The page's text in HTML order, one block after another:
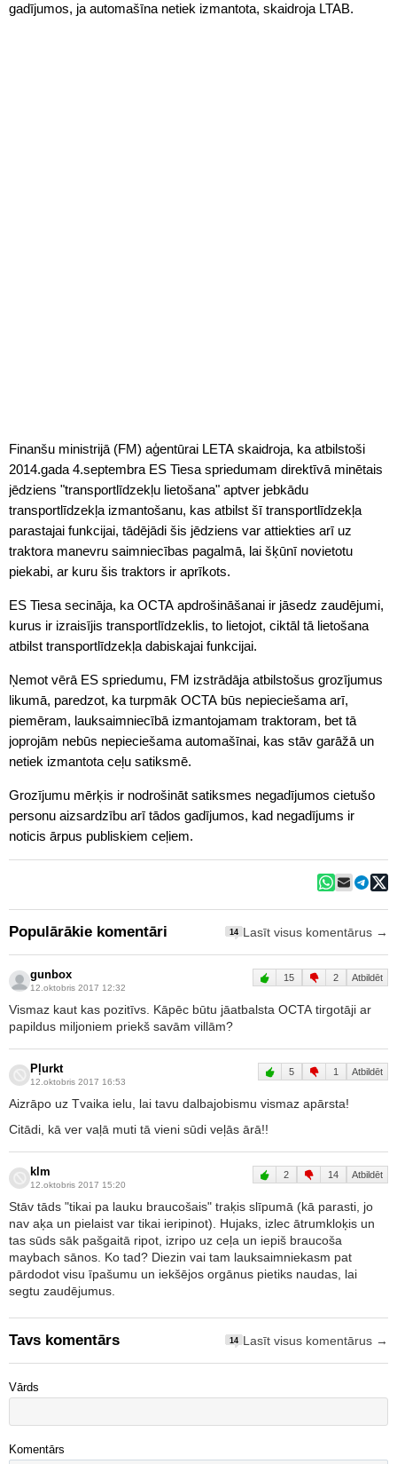
gadījumos, ja automašīna netiek izmantota, skaidroja LTAB.
Finanšu ministrijā (FM) aģentūrai LETA skaidroja, ka atbilstoši
2014.gada 4.septembra ES Tiesa spriedumam direktīvā minētais
jēdziens "transportlīdzekļu lietošana" aptver jebkādu
transportlīdzekļa izmantošanu, kas atbilst šī transportlīdzekļa
parastajai funkcijai, tādējādi šis jēdziens var attiekties arī uz
traktora manevru saimniecības pagalmā, lai šķūnī novietotu
piekabi, ar kuru šis traktors ir aprīkots.
ES Tiesa secināja, ka OCTA apdrošināšanai ir jāsedz zaudējumi,
kurus ir izraisījis transportlīdzeklis, to lietojot, ciktāl tā lietošana
atbilst transportlīdzekļa dabiskajai funkcijai.
Ņemot vērā ES spriedumu, FM izstrādāja atbilstošus grozījumus
likumā, paredzot, ka turpmāk OCTA būs nepieciešama arī,
piemēram, lauksaimniecībā izmantojamam traktoram, bet tā
joprojām nebūs nepieciešama automašīnai, kas stāv garāžā un
netiek izmantota ceļu satiksmē.
Grozījumu mērķis ir nodrošināt satiksmes negadījumos cietušo
personu aizsardzību arī tādos gadījumos, kad negadījums ir
noticis ārpus publiskiem ceļiem.
Populārākie komentāri 14 Lasīt visus komentārus →
gunbox
12.oktobris 2017 12:32
15 2 Atbildēt
Vismaz kaut kas pozitīvs. Kāpēc būtu jāatbalsta OCTA tirgotāji ar
papildus miljoniem priekš savām villām?
Pļurkt
12.oktobris 2017 16:53
5 1 Atbildēt
Aizrāpo uz Tvaika ielu, lai tavu dalbajobismu vismaz apārsta!
Citādi, kā ver vaļā muti tā vieni sūdi veļās ārā!!
klm
12.oktobris 2017 15:20
2 14 Atbildēt
Stāv tāds "tikai pa lauku braucošais" traķis slīpumā (kā parasti, jo
nav aķa un pielaist var tikai ieripinot). Hujaks, izlec ātrumkloķis un
tas sūds sāk pašgaitā ripot, izripo uz ceļa un iepiš braucoša
maybach sānos. Ko tad? Diezin vai tam lauksaimniekasm pat
pārdodot visu īpašumu un iekšējos orgānus pietiks naudas, lai
segtu zaudējumus.
Tavs komentārs 14 Lasīt visus komentārus →
Vārds
Komentārs